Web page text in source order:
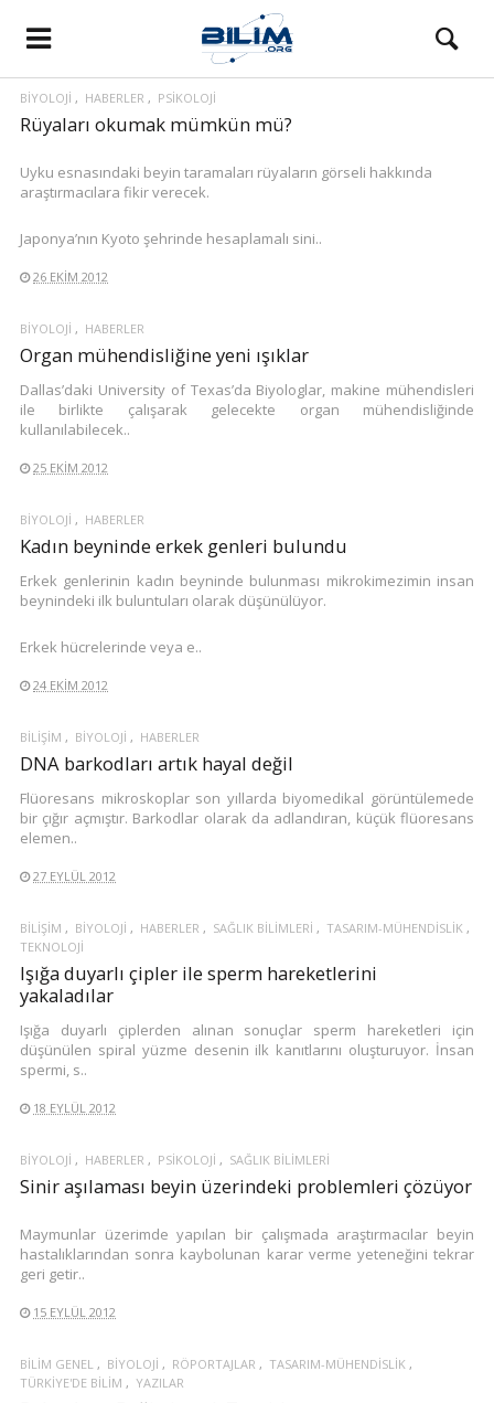
BIYOLOJI HABERLER PSIKOLOJI
Rüyaları okumak mümkün mü?
Uyku esnasındaki beyin taramaları rüyaların görseli hakkında
araştırmacılara fikir verecek.
Japonya’nın Kyoto şehrinde hesaplamalı sini..
26 EKIM 2012
BIYOLOJI HABERLER
Organ mühendisliğine yeni ışıklar
Dallas’daki University of Texas’da Biyologlar, makine mühendisleri
ile birlikte çalışarak gelecekte organ mühendisliğinde
kullanılabilecek..
25 EKIM 2012
BIYOLOJI HABERLER
Kadın beyninde erkek genleri bulundu
Erkek genlerinin kadın beyninde bulunması mikrokimezimin insan
beynindeki ilk buluntuları olarak düşünülüyor.
Erkek hücrelerinde veya e..
24 EKIM 2012
BILIŞIM BIYOLOJI HABERLER
DNA barkodları artık hayal değil
Flüoresans mikroskoplar son yıllarda biyomedikal görüntülemede
bir çığır açmıştır. Barkodlar olarak da adlandıran, küçük flüoresans
elemen..
27 EYLÜL 2012
BILIŞIM BIYOLOJI HABERLER SAĞLIK BILIMLERI
TASARIM-MÜHENDISLIK
TEKNOLOJI
Işığa duyarlı çipler ile sperm hareketlerini
yakaladılar
Işığa duyarlı çiplerden alınan sonuçlar sperm hareketleri için
düşünülen spiral yüzme desenin ilk kanıtlarını oluşturuyor. İnsan
spermi, s..
18 EYLÜL 2012
BIYOLOJI HABERLER PSIKOLOJI SAĞLIK BILIMLERI
Sinir aşılaması beyin üzerindeki problemleri çözüyor
Maymunlar üzerimde yapılan bir çalışmada araştırmacılar beyin
hastalıklarından sonra kaybolunan karar verme yeteneğini tekrar
geri getir..
15 EYLÜL 2012
BILIM GENEL BIYOLOJI RÖPORTAJLAR
TASARIM-MÜHENDISLIK
TÜRKIYE'DE BILIM
YAZILAR